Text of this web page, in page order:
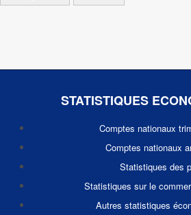
STATISTIQUES
Comptes nationaux
Comptes nationaux
Statistiques des
Statistiques sur le
Autres statistiques